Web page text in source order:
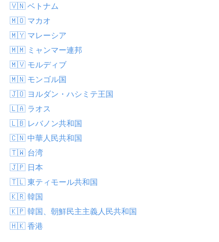
🇻🇳 ベトナム
🇲🇴 マカオ
🇲🇾 マレーシア
🇲🇲 ミャンマー連邦
🇲🇻 モルディブ
🇲🇳 モンゴル国
🇯🇴 ヨルダン・ハシミテ王国
🇱🇦 ラオス
🇱🇧 レバノン共和国
🇨🇳 中華人民共和国
🇹🇼 台湾
🇯🇵 日本
🇹🇱 東ティモール共和国
🇰🇷 韓国
🇰🇵 韓国、朝鮮民主主義人民共和国
🇭🇰 香港